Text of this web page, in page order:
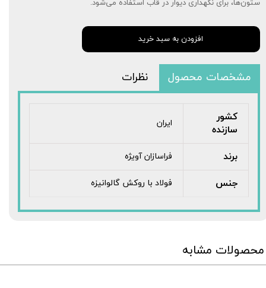
ستون‌ها، برای نگهداری دیوار در قاب استفاده می‌شود.
افزودن به سبد خرید
مشخصات محصول نظرات
کشور
سازنده
ایران
برند فراسازان آویژه
جنس فولاد با روکش گالوانیزه
محصولات مشابه